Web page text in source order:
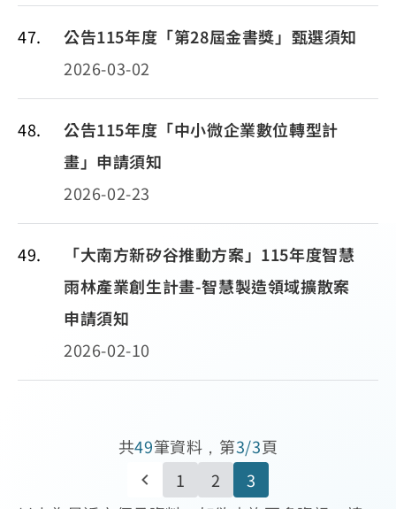
47
公告115年度「第28屆金書獎」甄選須知
2026-03-02
48
公告115年度「中小微企業數位轉型計
畫」申請須知
2026-02-23
49
「大南方新矽谷推動方案」115年度智慧
雨林產業創生計畫-智慧製造領域擴散案
申請須知
2026-02-10
共49筆資料，第3/3頁
1
2
3